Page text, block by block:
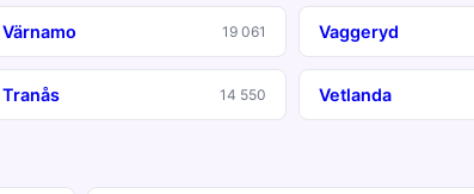
Värnamo 19 061 Vaggeryd
Tranås 14 550 Vetlanda